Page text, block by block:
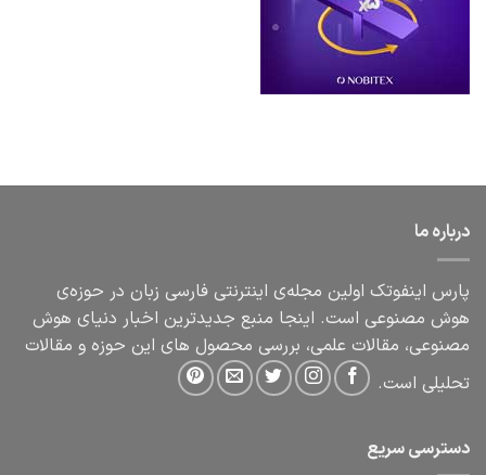
ما
اینفوتک اولین مجله‌ی اینترنتی فارسی زبان در حوزه‌ی
مصنوعی است. اینجا منبع جدیدترین اخبار دنیای هوش
مقالات علمی، بررسی محصول های این حوزه و مقالات
است.
سریع